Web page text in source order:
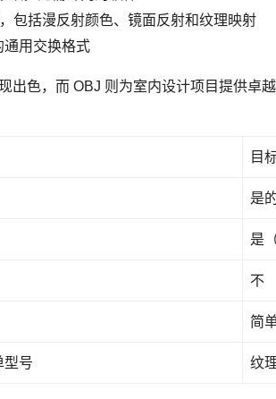
包括漫反射颜色、镜面反射和纹理映射
通用交换格式
出色，而 OBJ 则为室内设计项目提供卓
目
是
是
不
简
型号 纹